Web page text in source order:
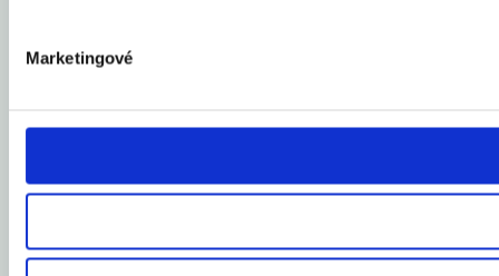
Marketingové